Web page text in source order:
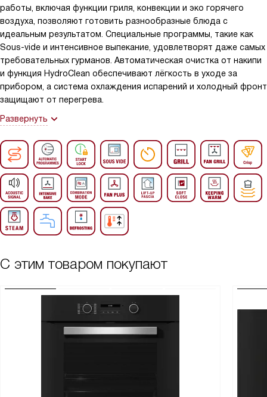
работы, включая функции гриля, конвекции и эко горячего
воздуха, позволяют готовить разнообразные блюда с
идеальным результатом. Специальные программы, такие как
Sous-vide и интенсивное выпекание, удовлетворят даже самых
требовательных гурманов. Автоматическая очистка от накипи
и функция HydroClean обеспечивают лёгкость в уходе за
прибором, а система охлаждения испарений и холодный фронт
защищают от перегрева.
Развернуть
С этим товаром покупают